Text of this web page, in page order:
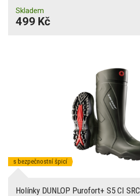
Skladem
499 Kč
s bezpečnostní špicí
Holínky DUNLOP Purofort+ S5 CI SRC